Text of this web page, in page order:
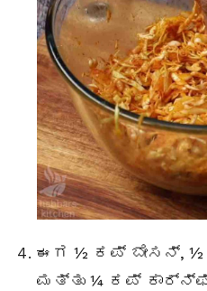
ಈಗ ½ ಕಪ್ ಬೇಸನ್,
ಮತ್ತು ¼ ಕಪ್